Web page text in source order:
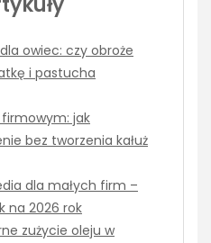
owiec: czy obroże
i pastucha
jak
bez tworzenia kałuż
dla małych firm –
na 2026 rok
zużycie oleju w